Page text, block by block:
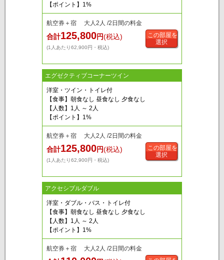
【ポイント】1%
航空券＋宿 大人2人 /2日間の料金
合計125,800円(税込)
(1人あたり62,900円・税込)
この部屋を
選択
エグゼクティブコーナーツイン
洋室・ツイン・トイレ付
【食事】朝食なし 昼食なし 夕食なし
【人数】1人 ～ 2人
【ポイント】1%
航空券＋宿 大人2人 /2日間の料金
合計125,800円(税込)
(1人あたり62,900円・税込)
この部屋を
選択
アクセシブルダブル
洋室・ダブル・バス・トイレ付
【食事】朝食なし 昼食なし 夕食なし
【人数】1人 ～ 2人
【ポイント】1%
航空券＋宿 大人2人 /2日間の料金